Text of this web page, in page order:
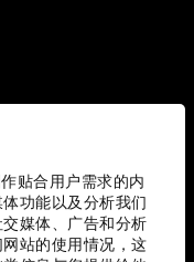
贴合用户需求的内
功能以及分析我们
媒体、广告和分析
站的使用情况，这